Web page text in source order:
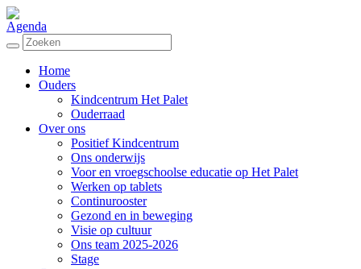
Agenda
Home
Ouders
Kindcentrum Het Palet
Ouderraad
Over ons
Positief Kindcentrum
Ons onderwijs
Voor en vroegschoolse educatie op Het Palet
Werken op tablets
Continurooster
Gezond en in beweging
Visie op cultuur
Ons team 2025-2026
Stage